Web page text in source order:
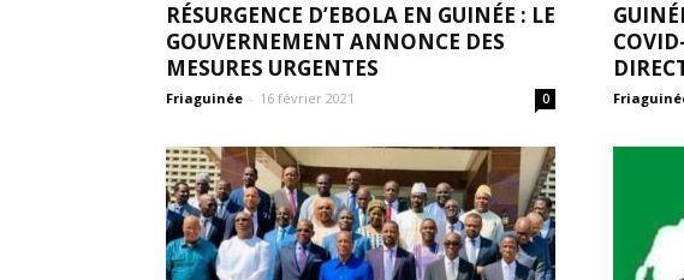
RÉSURGENCE D’EBOLA EN GUINÉE : LE
GOUVERNEMENT ANNONCE DES
MESURES URGENTES
Friaguinée - 16 février 2021 0